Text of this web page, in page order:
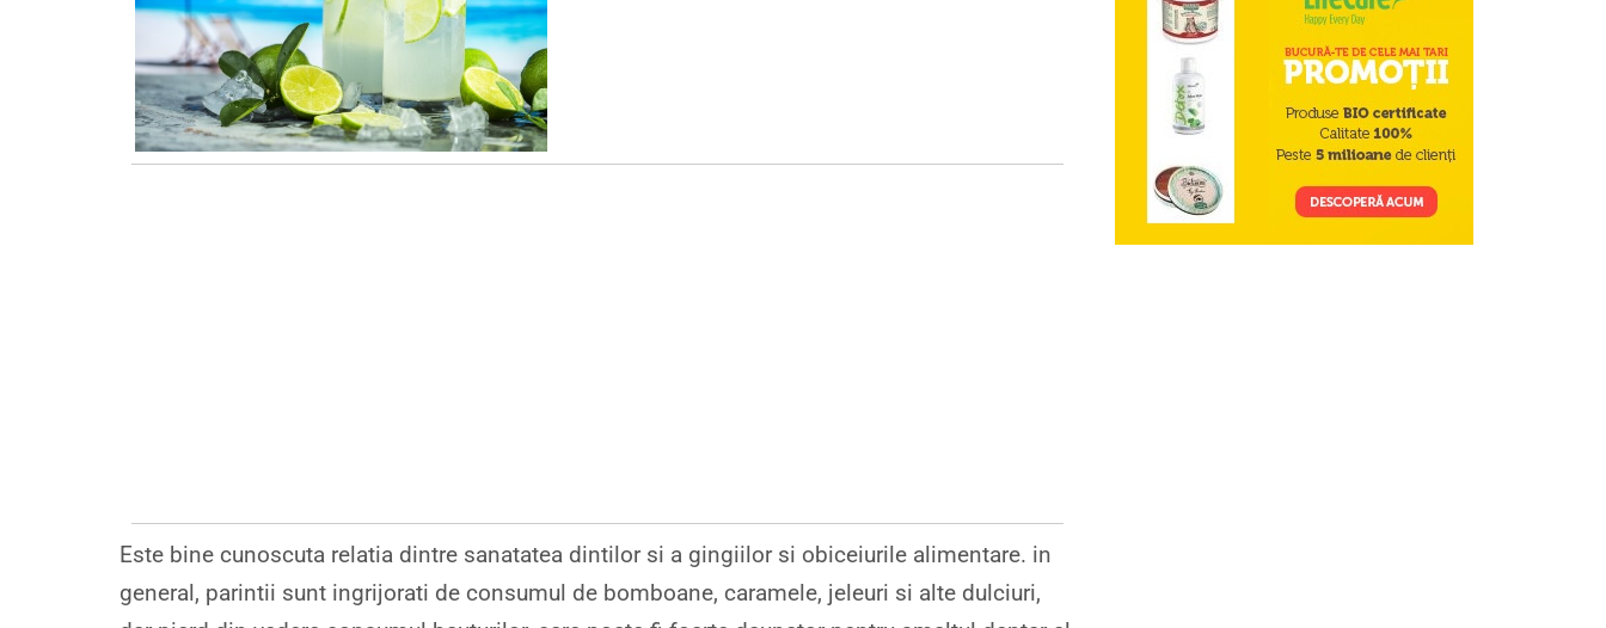
Este bine cunoscuta relatia dintre sanatatea dintilor si a gingiilor si obiceiurile alimentare. in
general, parintii sunt ingrijorati de consumul de bomboane, caramele, jeleuri si alte dulciuri,